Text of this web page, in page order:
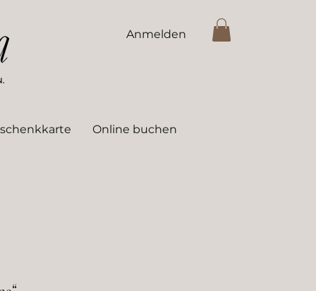
Anmelden
Online buchen